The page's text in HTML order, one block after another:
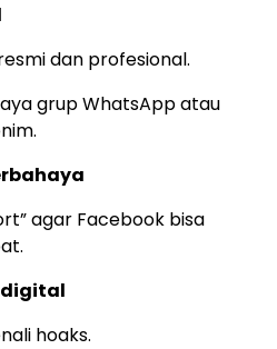
dan profesional.
grup WhatsApp atau
agar Facebook bisa
hoaks.